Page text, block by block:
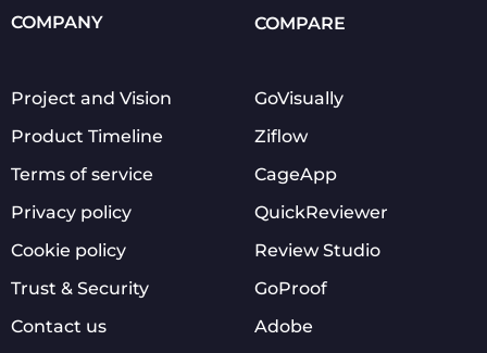
COMPANY
Project and Vision
Product Timeline
Terms of service
Privacy policy
Cookie policy
Trust & Security
Contact us
COMPARE
GoVisually
Ziflow
CageApp
QuickReviewer
Review Studio
GoProof
Adobe